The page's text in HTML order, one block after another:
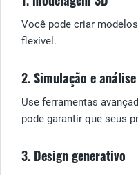
Você pode criar
flexível.
2.Simulação e análise
Use ferramentas
pode garantir que seus
3. Design generativo